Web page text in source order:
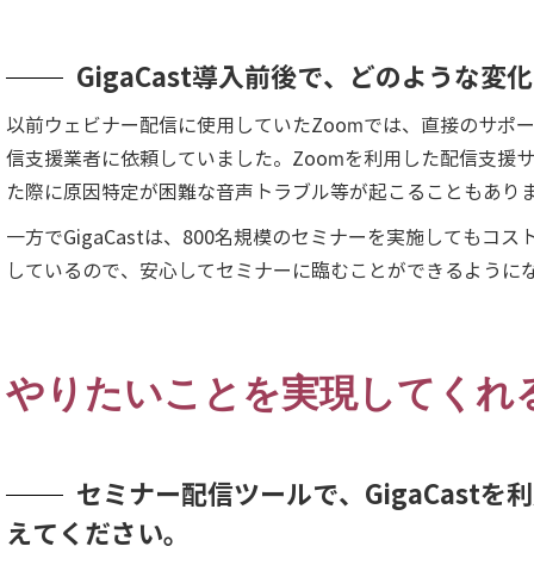
GigaCast導入前後で、どのような変
以前ウェビナー配信に使用していたZoomでは、直接のサポ
信支援業者に依頼していました。Zoomを利用した配信支援
た際に原因特定が困難な音声トラブル等が起こることもあり
一方でGigaCastは、800名規模のセミナーを実施してもコス
しているので、安心してセミナーに臨むことができるように
やりたいことを実現してくれ
セミナー配信ツールで、GigaCastを
えてください。